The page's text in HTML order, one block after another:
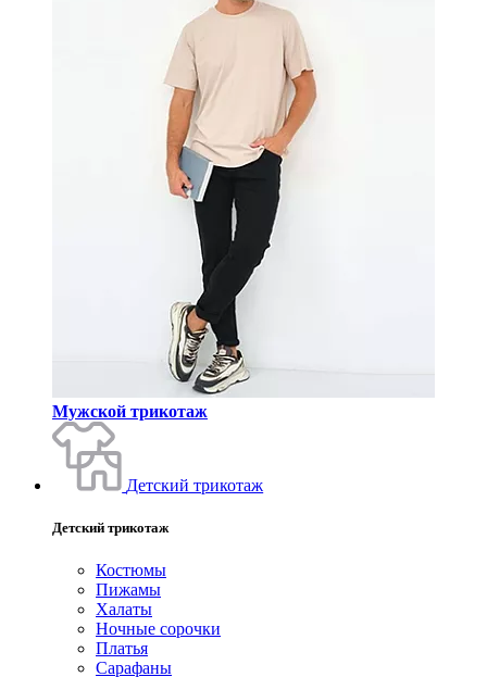
Мужской трикотаж
Детский трикотаж
Детский трикотаж
Костюмы
Пижамы
Халаты
Ночные сорочки
Платья
Сарафаны